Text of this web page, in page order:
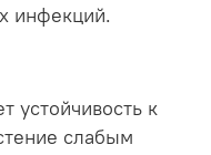
инфекций.
устойчивость к
слабым